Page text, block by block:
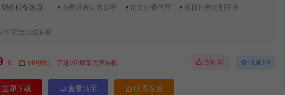
增值服务选项： 免费远程安装部署 论文付费代写 项目付费定制开发
付费全方位讲解
R VIP折扣 开通VIP尊享优惠特权 点赞 (0) 收藏 (0)
立即下载 查看演示 联系客服